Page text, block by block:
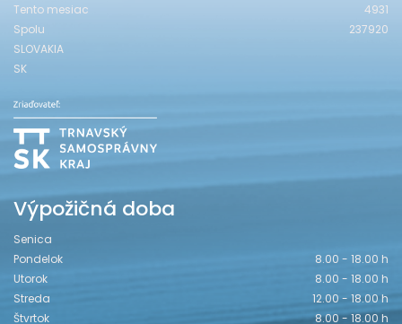
Tento mesiac
4931
Spolu
237920
SLOVAKIA
SK
Výpožičná doba
Senica
Pondelok
8.00 - 18.00 h
Utorok
8.00 - 18.00 h
Streda
12.00 - 18.00 h
Štvrtok
8.00 - 18.00 h